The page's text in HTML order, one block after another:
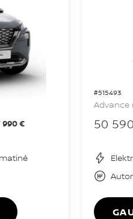
990 €
#515493
Advance
50